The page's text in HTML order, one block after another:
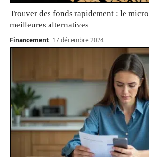
Trouver des fonds rapidement : le
meilleures alternatives
Financement 17 décembre 2024